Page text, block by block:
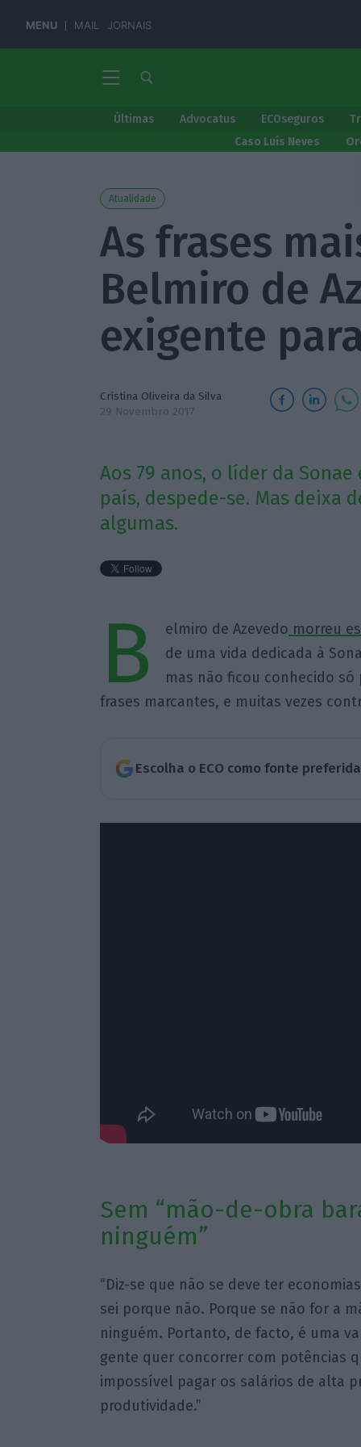
MENU MAIL JORNAIS
Últimas Advocatus ECOseguros
Caso Luís Neves
Atualidade
As frases
Belmiro de
exigente
Cristina Oliveira da Silva
29 Novembro 2017
Aos 79 anos, o líder da
país, despede-se. Mas deixa
algumas.
B elmiro de Azevedo morreu
de uma vida dedicada à
mas não ficou conhecido só
frases marcantes, e muitas vezes
Escolha o ECO como fonte
Sem “mão-de-obra
ninguém”
“Diz-se que não se deve ter
sei porque não. Porque se não for a
ninguém. Portanto, de facto, é uma
gente quer concorrer com potências
impossível pagar os salários de alta
produtividade.”